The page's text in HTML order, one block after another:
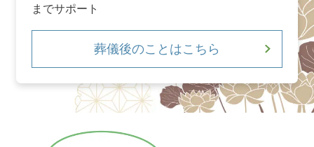
までサポート
葬儀後のことはこちら